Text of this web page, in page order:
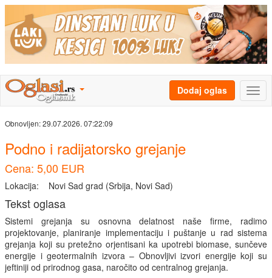
Dodaj oglas
Obnovljen:29.07.2026. 07:22:09
Podno i radijatorsko grejanje
Cena: 5,00 EUR
Lokacija: Novi Sad grad (Srbija, Novi Sad)
Tekst oglasa
Sistemi grejanja su osnovna delatnost naše firme, radimo
projektovanje, planiranje implementaciju i puštanje u rad sistema
grejanja koji su pretežno orjentisani ka upotrebi biomase, sunčeve
energije i geotermalnih izvora – Obnovljivi izvori energije koji su
jeftiniji od prirodnog gasa, naročito od centralnog grejanja.